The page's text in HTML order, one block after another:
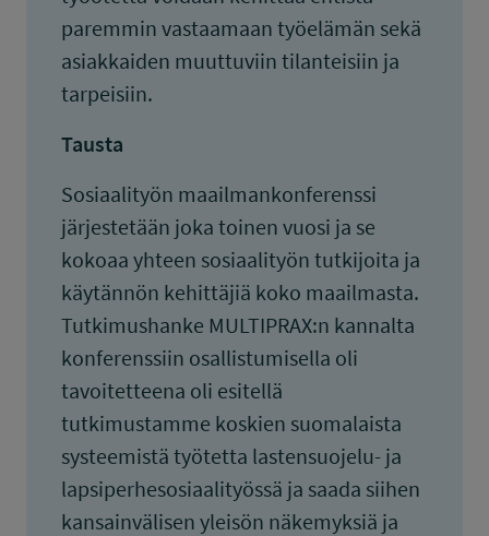
paremmin vastaamaan työelämän sekä
asiakkaiden muuttuviin tilanteisiin ja
tarpeisiin.
Tausta
Sosiaalityön maailmankonferenssi
järjestetään joka toinen vuosi ja se
kokoaa yhteen sosiaalityön tutkijoita ja
käytännön kehittäjiä koko maailmasta.
Tutkimushanke MULTIPRAX:n kannalta
konferenssiin osallistumisella oli
tavoitetteena oli esitellä
tutkimustamme koskien suomalaista
systeemistä työtetta lastensuojelu- ja
lapsiperhesosiaalityössä ja saada siihen
kansainvälisen yleisön näkemyksiä ja